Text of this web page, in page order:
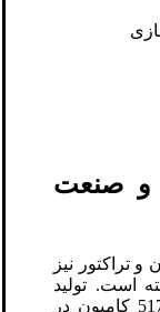
و صنعت
و تراکتور نیز
است. تولید
کامیون از 3173 کامیون در سال 2048 به 5171 کامیون در